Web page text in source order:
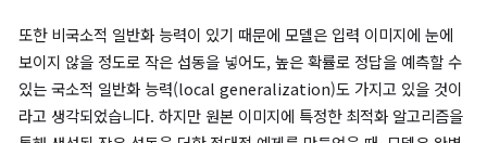
나타났습니다. 이 두 실험 결과는 신경망이 학습한 유의미한 정보
별 뉴런 하나하나에 나뉘어 담겨 있는 것이 아니라, 뉴런들이 구성
전체 활성화 공간에 걸쳐 넓게 분산되어 존재한다는 것을 증명합